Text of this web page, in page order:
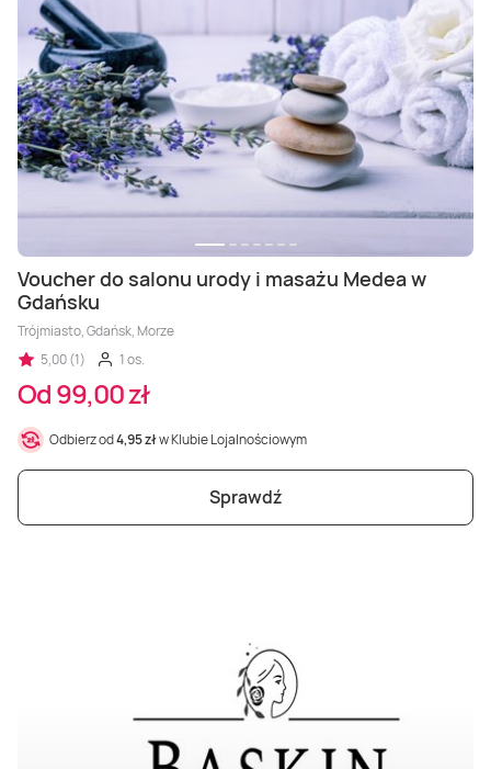
Voucher do salonu urody i masażu Medea w
Gdańsku
Trójmiasto, Gdańsk, Morze
5,00 (1)
1 os.
Od 99,00 zł
Odbierz od4,95 złw Klubie Lojalnościowym
Sprawdź